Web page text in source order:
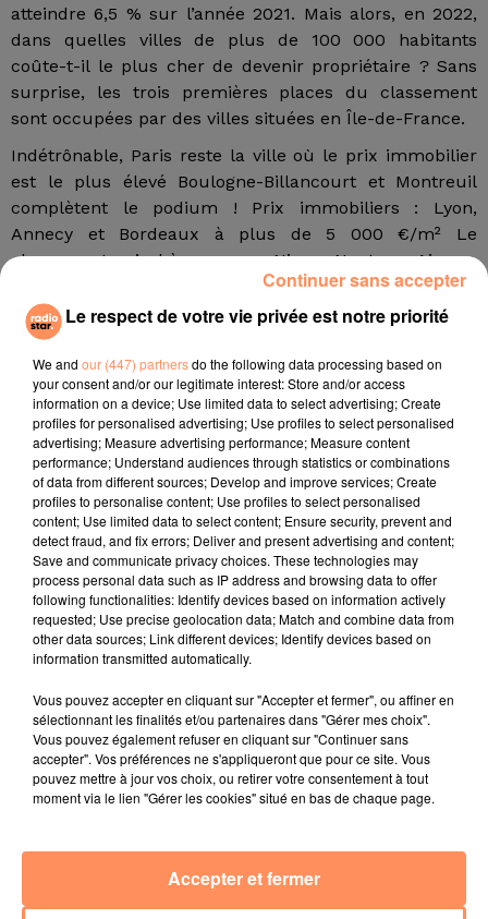
atteindre 6,5 % sur l’année 2021. Mais alors, en 2022,
dans quelles villes de plus de 100 000 habitants
coûte-t-il le plus cher de devenir propriétaire ? Sans
surprise, les trois premières places du classement
sont occupées par des villes situées en Île-de-France.
Indétrônable, Paris reste la ville où le prix immobilier
est le plus élevé Boulogne-Billancourt et Montreuil
complètent le podium ! Prix immobiliers : Lyon,
Annecy et Bordeaux à plus de 5 000 €/m² Le
classement s’achève avec Nice, Nantes, Aix-en-
Dans notre région, pour s'installer à Aix-en-Provence, il
Dans le classement des villes les moins chères en
France on retrouve : Saint-Étienne, Perpignan,
Limoges, Mulhouse ou encore Le Mans.
Crédit photo : expedia.fr
fil actus
4 juillet 2022
Radio Star Live avec Dadju
27 juin 2022
Marseille : une application pour mettre en
27 juin 2022
Le cocholed pour jouer à la pétanque
jusqu'au bout de la nuit !
10 mai 2022
Cassis organise sa traditionnelle "Fête du vin"
Le respect de votre vie privée est notre priorité
We and our (447) partnersdo the following data processing based on
your consent and/or our legitimate interest: Store and/or access
information on a device; Use limited data to select advertising; Create
profiles for personalised advertising; Use profiles to select personalised
advertising; Measure advertising performance; Measure content
performance; Understand audiences through statistics or combinations
of data from different sources; Develop and improve services; Create
profiles to personalise content; Use profiles to select personalised
content; Use limited data to select content; Ensure security, prevent and
detect fraud, and fix errors; Deliver and present advertising and content;
Save and communicate privacy choices. These technologies may
process personal data such as IP address and browsing data to offer
following functionalities: Identify devices based on information actively
requested; Use precise geolocation data; Match and combine data from
other data sources; Link different devices; Identify devices based on
information transmitted automatically.
Vous pouvez accepter en cliquant sur "Accepter et fermer", ou affiner en
sélectionnant les finalités et/ou partenaires dans "Gérer mes choix".
Vous pouvez également refuser en cliquant sur "Continuer sans
accepter". Vos préférences ne s'appliqueront que pour ce site. Vous
pouvez mettre à jour vos choix, ou retirer votre consentement à tout
moment via le lien "Gérer les cookies" situé en bas de chaque page.
Accepter et fermer
Continuer sans accepter